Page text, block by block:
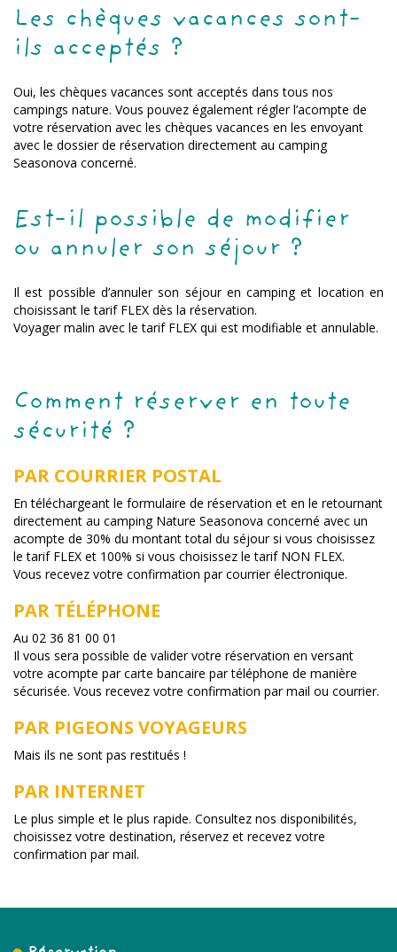
Les chèques vacances sont-
ils acceptés ?
Oui, les chèques vacances sont acceptés dans tous nos
campings nature. Vous pouvez également régler l’acompte de
votre réservation avec les chèques vacances en les envoyant
avec le dossier de réservation directement au camping
Seasonova concerné.
Est-il possible de modifier
ou annuler son séjour ?
Il est possible d’annuler son séjour en camping et location en
choisissant le tarif FLEX dès la réservation.
Voyager malin avec le tarif FLEX qui est modifiable et annulable.
Comment réserver en toute
sécurité ?
PAR COURRIER POSTAL
En téléchargeant le formulaire de réservation et en le retournant
directement au camping Nature Seasonova concerné avec un
acompte de 30% du montant total du séjour si vous choisissez
le tarif FLEX et 100% si vous choisissez le tarif NON FLEX.
Vous recevez votre confirmation par courrier électronique.
PAR TÉLÉPHONE
Au 02 36 81 00 01
Il vous sera possible de valider votre réservation en versant
votre acompte par carte bancaire par téléphone de manière
sécurisée. Vous recevez votre confirmation par mail ou courrier.
PAR PIGEONS VOYAGEURS
Mais ils ne sont pas restitués !
PAR INTERNET
Le plus simple et le plus rapide. Consultez nos disponibilités,
choisissez votre destination, réservez et recevez votre
confirmation par mail.